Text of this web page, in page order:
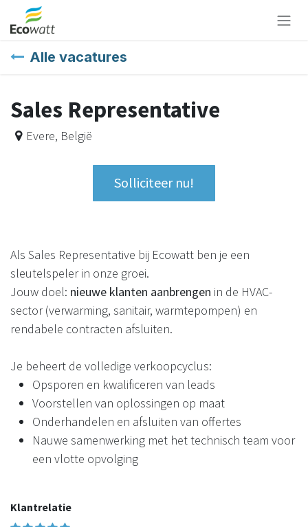
Overslaan naar inhoud
Alle vacatures
Sales Representative
Evere, België
Solliciteer nu!
Als Sales Representative bij Ecowatt ben je een
sleutelspeler in onze groei.
Jouw doel: nieuwe klanten aanbrengen in de HVAC-
sector (verwarming, sanitair, warmtepompen) en
rendabele contracten afsluiten.
Je beheert de volledige verkoopcyclus:
Opsporen en kwalificeren van leads
Voorstellen van oplossingen op maat
Onderhandelen en afsluiten van offertes
Nauwe samenwerking met het technisch team voor
een vlotte opvolging
Klantrelatie